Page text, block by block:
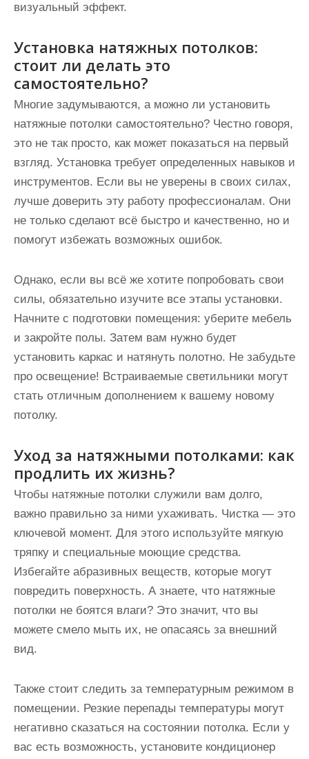
визуальный эффект.
Установка натяжных потолков:
стоит ли делать это
самостоятельно?
Многие задумываются, а можно ли установить
натяжные потолки самостоятельно? Честно говоря,
это не так просто, как может показаться на первый
взгляд. Установка требует определенных навыков и
инструментов. Если вы не уверены в своих силах,
лучше доверить эту работу профессионалам. Они
не только сделают всё быстро и качественно, но и
помогут избежать возможных ошибок.
Однако, если вы всё же хотите попробовать свои
силы, обязательно изучите все этапы установки.
Начните с подготовки помещения: уберите мебель
и закройте полы. Затем вам нужно будет
установить каркас и натянуть полотно. Не забудьте
про освещение! Встраиваемые светильники могут
стать отличным дополнением к вашему новому
потолку.
Уход за натяжными потолками: как
продлить их жизнь?
Чтобы натяжные потолки служили вам долго,
важно правильно за ними ухаживать. Чистка — это
ключевой момент. Для этого используйте мягкую
тряпку и специальные моющие средства.
Избегайте абразивных веществ, которые могут
повредить поверхность. А знаете, что натяжные
потолки не боятся влаги? Это значит, что вы
можете смело мыть их, не опасаясь за внешний
вид.
Также стоит следить за температурным режимом в
помещении. Резкие перепады температуры могут
негативно сказаться на состоянии потолка. Если у
вас есть возможность, установите кондиционер